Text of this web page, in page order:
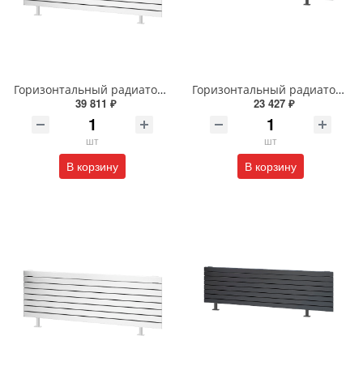
Горизонтальный радиатор с боковым подключением напольный Arbiola Gorizont Liner HZ 91598 250 х 28 см белый
39 811 ₽
шт
В корзину
Горизонтальный радиатор с боковым подключением напольный Arbiola Gorizont Liner HZ 91554 150 х 28 см черный
23 427 ₽
шт
В корзину